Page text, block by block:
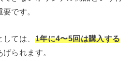
です。
ては、 1年に4〜5回は購入する
げられます。